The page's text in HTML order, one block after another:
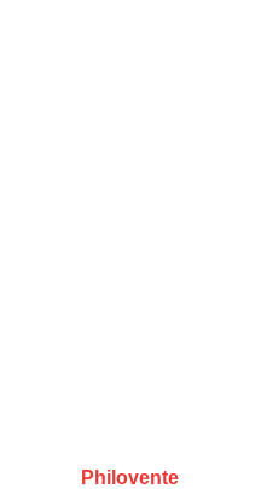
Philovente